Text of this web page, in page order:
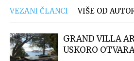
VEZANI ČLANCI VIŠE OD
GRAND VILLA
USKORO